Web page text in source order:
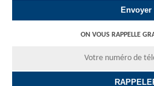
ON VOUS RAPPELLE